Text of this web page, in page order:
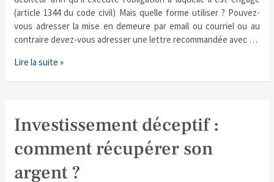
(article 1344 du code civil) Mais quelle forme utiliser ? Pouvez-
vous adresser la mise en demeure par email ou courriel ou au
contraire devez-vous adresser une lettre recommandée avec …
?
Lire la suite »
Investissement déceptif :
comment récupérer son
argent ?
Investissement
déceptif
:
comment
récupérer